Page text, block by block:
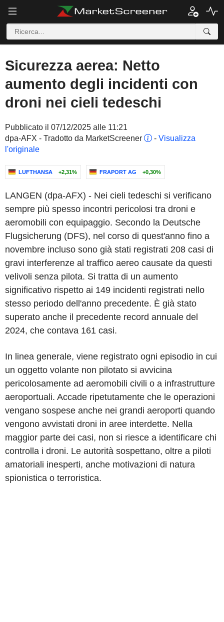
Sicurezza aerea: Netto
aumento degli incidenti con
droni nei cieli tedeschi
Pubblicato il 07/12/2025 alle 11:21
dpa-AFX - Tradotto da MarketScreener
- Visualizza
l'originale
LUFTHANSA +2,31% FRAPORT AG +0,30%
LANGEN (dpa-AFX) - Nei cieli tedeschi si verificano
sempre più spesso incontri pericolosi tra droni e
aeromobili con equipaggio. Secondo la Deutsche
Flugsicherung (DFS), nel corso di quest'anno fino a
novembre incluso sono già stati registrati 208 casi di
gravi interferenze al traffico aereo causate da questi
velivoli senza pilota. Si tratta di un aumento
significativo rispetto ai 149 incidenti registrati nello
stesso periodo dell'anno precedente. È già stato
superato anche il precedente record annuale del
2024, che contava 161 casi.
In linea generale, viene registrato ogni episodio in cui
un oggetto volante non pilotato si avvicina
pericolosamente ad aeromobili civili o a infrastrutture
aeroportuali. Accade ripetutamente che le operazioni
vengano sospese anche nei grandi aeroporti quando
vengono avvistati droni in aree interdette. Nella
maggior parte dei casi, non si riesce a identificare chi
controlla i droni. Le autorità sospettano, oltre a piloti
amatoriali inesperti, anche motivazioni di natura
spionistica o terroristica.